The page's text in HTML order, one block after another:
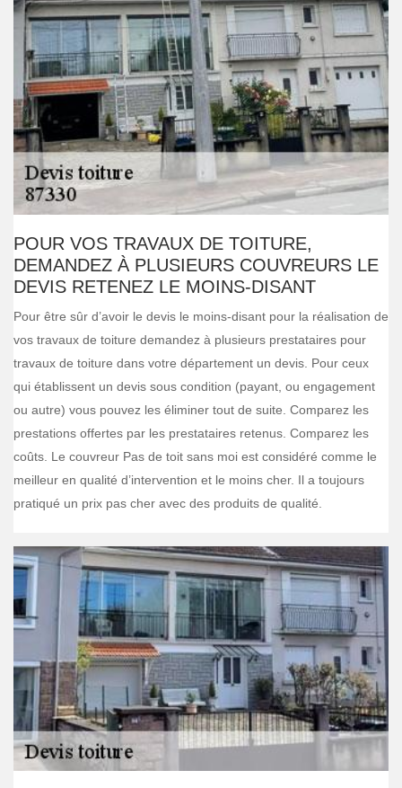
POUR VOS TRAVAUX DE TOITURE,
DEMANDEZ À PLUSIEURS COUVREURS LE
DEVIS RETENEZ LE MOINS-DISANT
Pour être sûr d’avoir le devis le moins-disant pour la réalisation de
vos travaux de toiture demandez à plusieurs prestataires pour
travaux de toiture dans votre département un devis. Pour ceux
qui établissent un devis sous condition (payant, ou engagement
ou autre) vous pouvez les éliminer tout de suite. Comparez les
prestations offertes par les prestataires retenus. Comparez les
coûts. Le couvreur Pas de toit sans moi est considéré comme le
meilleur en qualité d’intervention et le moins cher. Il a toujours
pratiqué un prix pas cher avec des produits de qualité.